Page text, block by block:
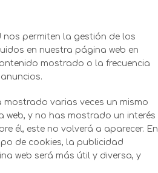
nos permiten la gestión de los
en nuestra página web en
mostrado o la frecuencia
mostrado varias veces un mismo
web, y no has mostrado un interés
él, este no volverá a aparecer. En
de cookies, la publicidad
web será más útil y diversa, y